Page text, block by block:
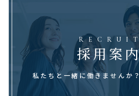
RECRUIT
採用案
私たちと一緒に働きませんか？